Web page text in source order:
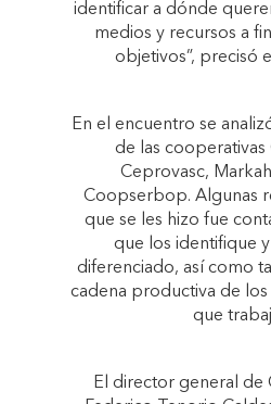
identificar a dónde
medios y recursos a
objetivos”, precisó
En el encuentro se
de las
Ceprovasc,
Coopserbop. Algunas
que se les hizo fue
que los identifique
diferenciado, así como
cadena productiva de
que
El director general de